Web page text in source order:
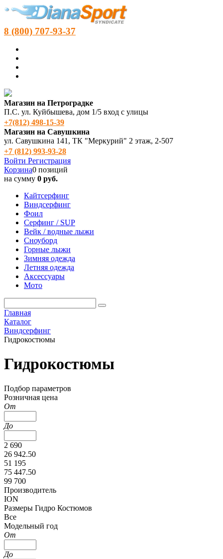
8 (800) 707-93-37
Магазин на Петроградке
П.С. ул. Куйбышева, дом 1/5 вход с улицы
+7(812) 498‑15-39
Магазин на Савушкина
ул. Савушкина 141, ТК "Меркурий" 2 этаж, 2-507
+7 (812) 993-93-28
Войти Регистрация
Корзина0 позиций
на сумму 0 руб.
Кайтсерфинг
Виндсерфинг
Фоил
Серфинг / SUP
Вейк / водные лыжи
Сноуборд
Горные лыжи
Зимняя одежда
Летняя одежда
Аксессуары
Мото
Главная
Каталог
Виндсерфинг
Гидрокостюмы
Гидрокостюмы
Подбор параметров
Розничная цена
От
До
2 690
26 942.50
51 195
75 447.50
99 700
Производитель
ION
Размеры Гидро Костюмов
Все
Модельный год
От
До